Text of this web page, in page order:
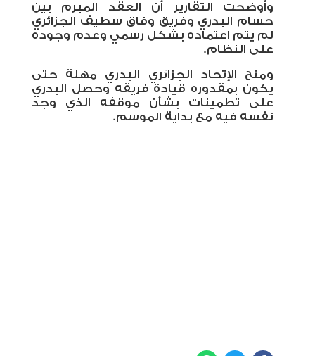
وأوضحت التقارير أن العقد المبرم بين
حسام البدري وفريق وفاق سطيف الجزائري
لم يتم اعتماده بشكل رسمي وعدم وجوده
على النظام.
ومنح الإتحاد الجزائري البدري مهلة حتى
يكون بمقدوره قيادة فريقه وحصل البدري
على تطمينات بشأن موقفه الذي وجد
نفسه فيه مع بداية الموسم.